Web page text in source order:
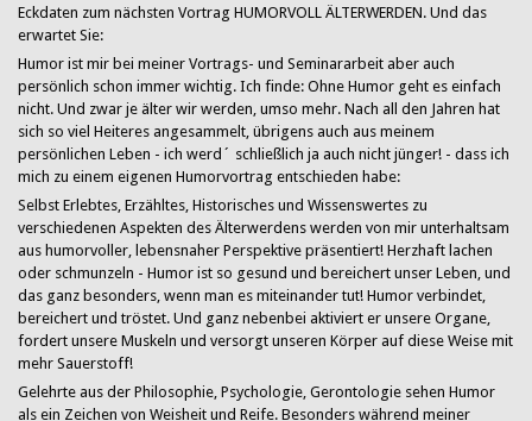
Eckdaten zum nächsten Vortrag HUMORVOLL ÄLTERWERDEN. Und das
erwartet Sie:
Humor ist mir bei meiner Vortrags- und Seminararbeit aber auch
persönlich schon immer wichtig. Ich finde: Ohne Humor geht es einfach
nicht. Und zwar je älter wir werden, umso mehr. Nach all den Jahren hat
sich so viel Heiteres angesammelt, übrigens auch aus meinem
persönlichen Leben - ich werd´ schließlich ja auch nicht jünger! - dass ich
mich zu einem eigenen Humorvortrag entschieden habe:
Selbst Erlebtes, Erzähltes, Historisches und Wissenswertes zu
verschiedenen Aspekten des Älterwerdens werden von mir unterhaltsam
aus humorvoller, lebensnaher Perspektive präsentiert! Herzhaft lachen
oder schmunzeln - Humor ist so gesund und bereichert unser Leben, und
das ganz besonders, wenn man es miteinander tut! Humor verbindet,
bereichert und tröstet. Und ganz nebenbei aktiviert er unsere Organe,
fordert unsere Muskeln und versorgt unseren Körper auf diese Weise mit
mehr Sauerstoff!
Gelehrte aus der Philosophie, Psychologie, Gerontologie sehen Humor
als ein Zeichen von Weisheit und Reife. Besonders während meiner